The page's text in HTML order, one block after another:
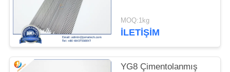
MOQ:1kg
İLETIŞIM
YG8 Çimentolanmış